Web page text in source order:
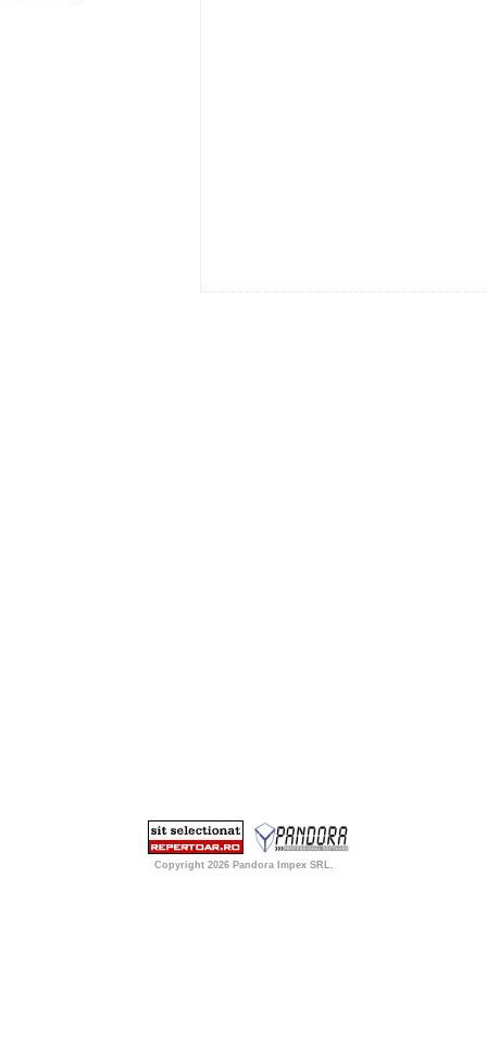
Copyright 2026 Pandora Impex SRL.